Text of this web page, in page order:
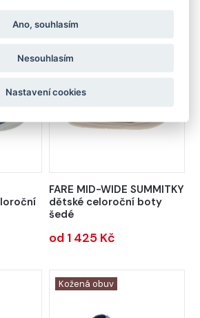
FARE MID-WIDE SUMMITKY
dětské celoroční boty
šedé
od 1 425 Kč
Kožená obuv
Ano, souhlasím
Nesouhlasím
Nastavení cookies